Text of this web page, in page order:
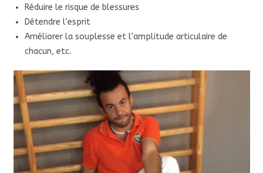
Réduire le risque de blessures
Détendre l’esprit
Améliorer la souplesse et l’amplitude articulaire de
chacun, etc.